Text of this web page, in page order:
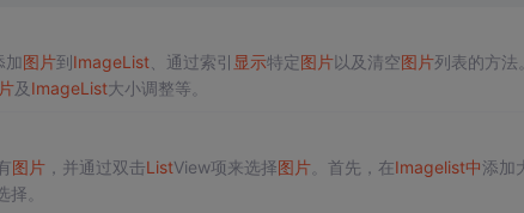
加图片到ImageList、通过索引 显示特定图片以及清空图片列表的方法
及 ImageList大小调整等。
图片，并通过双击ListView项来选择图片。首先，在Imagelist中添加
。